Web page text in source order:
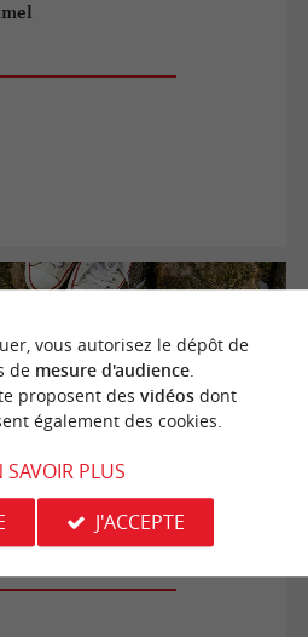
à Bazas
vous autorisez le dépôt de
de mesure d'audience.
proposent des vidéosdont
également des cookies.
SAVOIR PLUS
J'ACCEPTE